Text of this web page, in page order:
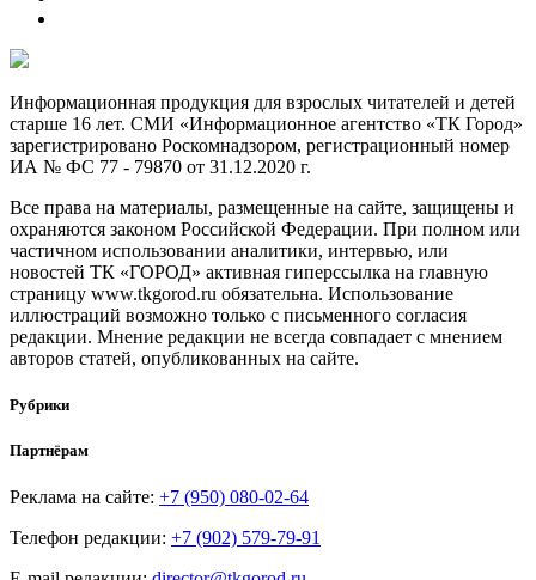
Информационная продукция для взрослых читателей и детей
старше 16 лет. СМИ «Информационное агентство «ТК Город»
зарегистрировано Роскомнадзором, регистрационный номер
ИА № ФС 77 - 79870 от 31.12.2020 г.
Все права на материалы, размещенные на сайте, защищены и
охраняются законом Российской Федерации. При полном или
частичном использовании аналитики, интервью, или
новостей ТК «ГОРОД» активная гиперссылка на главную
страницу www.tkgorod.ru обязательна. Использование
иллюстраций возможно только с письменного согласия
редакции. Мнение редакции не всегда совпадает с мнением
авторов статей, опубликованных на сайте.
Рубрики
Партнёрам
Реклама на сайте: +7 (950) 080-02-64
Телефон редакции: +7 (902) 579-79-91